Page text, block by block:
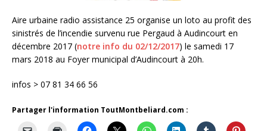
Aire urbaine radio assistance 25 organise un loto au profit des
sinistrés de l’incendie survenu rue Pergaud à Audincourt en
décembre 2017 (notre info du 02/12/2017) le samedi 17
mars 2018 au Foyer municipal d’Audincourt à 20h.
infos > 07 81 34 66 56
Partager l'information ToutMontbeliard.com :